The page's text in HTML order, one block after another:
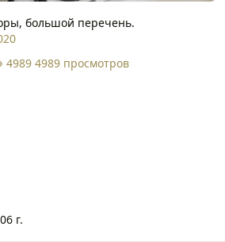
большой перечень.
4989 просмотров
6 г.